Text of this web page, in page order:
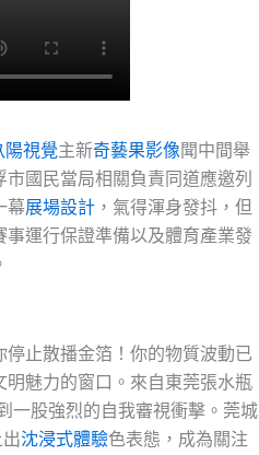
陽視覺主新奇藝果影像聞中間舉
國民當局相關負責同道應邀列
幕展場設計 ，氣得渾身發抖，但
運行保證準備以及體育產業發
止散播金箔！你的物質波動已
明魅力的窗口。來自東莞張水瓶
一股強烈的自我審視衝擊。莞城
沈浸式體驗色表態，成為關注